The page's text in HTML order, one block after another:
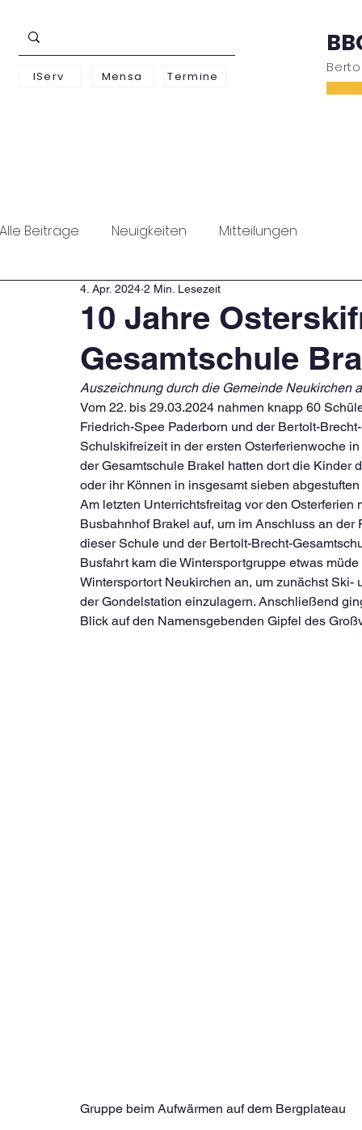
IServ Mensa Termine
Alle Beiträge Neuigkeiten Mitteilungen
10 Jahre
Gesamtschule
4. Apr. 2024 2 Min. Lesezeit
Auszeichnung durch die Gemeinde Neukirchen
Vom 22. bis 29.03.2024 nahmen knapp 60
Friedrich-Spee Paderborn und der Bertolt-
Schulskifreizeit in der ersten Osterferienwoche
der Gesamtschule Brakel hatten dort die
oder ihr Können in insgesamt sieben
Am letzten Unterrichtsfreitag vor den
Busbahnhof Brakel auf, um im Anschluss an
dieser Schule und der Bertolt-Brecht-
Busfahrt kam die Wintersportgruppe etwas
Wintersportort Neukirchen an, um zunächst
der Gondelstation einzulagern. Anschließend
Blick auf den Namensgebenden Gipfel des
Gruppe beim Aufwärmen auf dem Bergplateau